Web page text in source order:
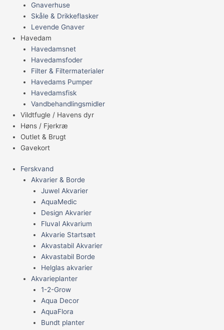
Gnaverhuse
Skåle & Drikkeflasker
Levende Gnaver
Havedam
Havedamsnet
Havedamsfoder
Filter & Filtermaterialer
Havedams Pumper
Havedamsfisk
Vandbehandlingsmidler
Vildtfugle / Havens dyr
Høns / Fjerkræ
Outlet & Brugt
Gavekort
Ferskvand
Akvarier & Borde
Juwel Akvarier
AquaMedic
Design Akvarier
Fluval Akvarium
Akvarie Startsæt
Akvastabil Akvarier
Akvastabil Borde
Helglas akvarier
Akvarieplanter
1-2-Grow
Aqua Decor
AquaFlora
Bundt planter